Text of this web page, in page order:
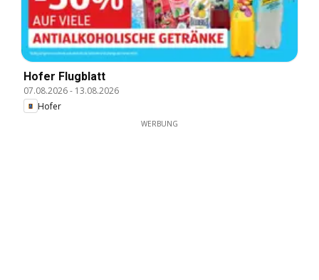
Hofer Flugblatt
07.08.2026- 13.08.2026
Hofer
WERBUNG